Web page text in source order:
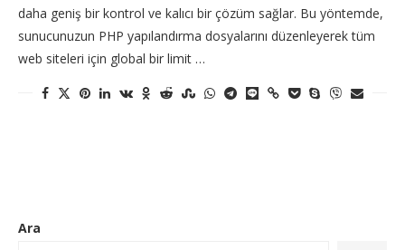
daha geniş bir kontrol ve kalıcı bir çözüm sağlar. Bu yöntemde,
sunucunuzun PHP yapılandırma dosyalarını düzenleyerek tüm
web siteleri için global bir limit …
Ara